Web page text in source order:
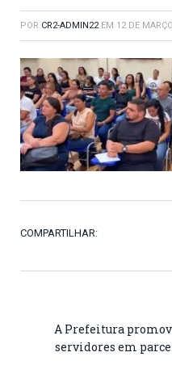
POR CR2-ADMIN22 EM 12 DE
COMPARTILHAR:
A Prefeitura
servidores em